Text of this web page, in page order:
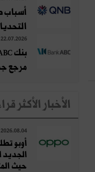
أسباب
22.07.2026
مرجع
الأخبار الأكثر
2026.08.04
الجديد
حيث